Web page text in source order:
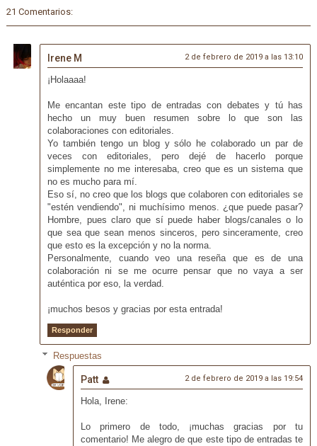
21 Comentarios:
Irene M 2 de febrero de 2019 a las 13:10
¡Holaaaa!
Me encantan este tipo de entradas con debates y tú has
hecho un muy buen resumen sobre lo que son las
colaboraciones con editoriales.
Yo también tengo un blog y sólo he colaborado un par de
veces con editoriales, pero dejé de hacerlo porque
simplemente no me interesaba, creo que es un sistema que
no es mucho para mí.
Eso sí, no creo que los blogs que colaboren con editoriales se
"estén vendiendo", ni muchísimo menos. ¿que puede pasar?
Hombre, pues claro que sí puede haber blogs/canales o lo
que sea que sean menos sinceros, pero sinceramente, creo
que esto es la excepción y no la norma.
Personalmente, cuando veo una reseña que es de una
colaboración ni se me ocurre pensar que no vaya a ser
auténtica por eso, la verdad.
¡muchos besos y gracias por esta entrada!
Responder
Respuestas
Patt 2 de febrero de 2019 a las 19:54
Hola, Irene:
Lo primero de todo, ¡muchas gracias por tu
comentario! Me alegro de que este tipo de entradas te